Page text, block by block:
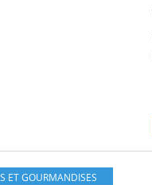
ET GOURMANDISES